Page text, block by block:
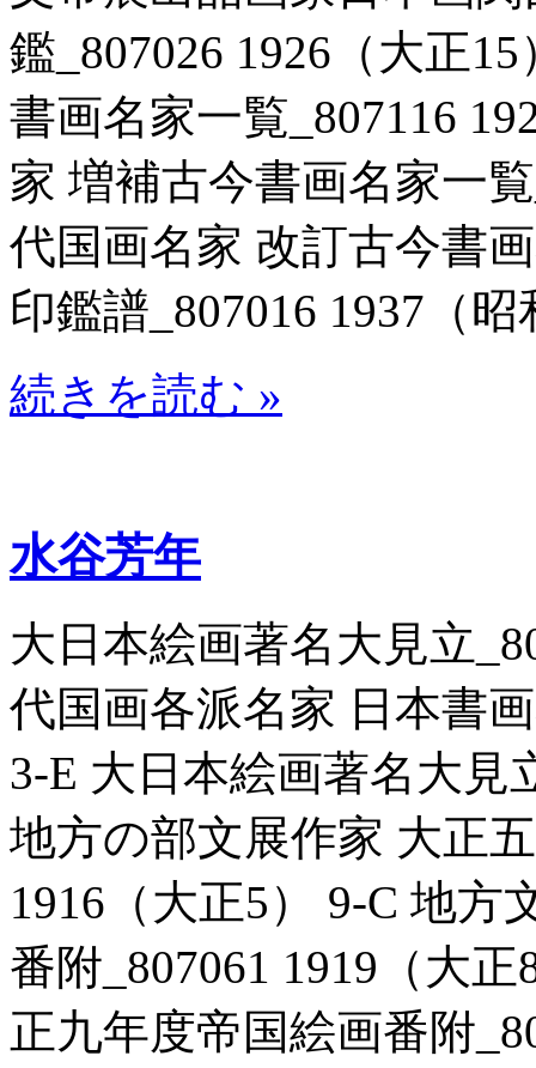
鑑_807026 1926（大正
書画名家一覧_807116
家 増補古今書画名家一
代国画名家 改訂古今書
印鑑譜_807016 1937（昭
続きを読む »
水谷芳年
大日本絵画著名大見立
代国画各派名家 日本書
3-E 大日本絵画著名大見
地方の部文展作家 大正
1916（大正5） 9-C 地方
番附_807061 1919（大
正九年度帝国絵画番附